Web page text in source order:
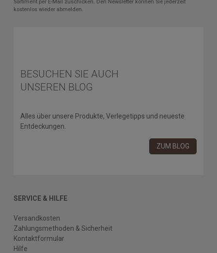
Sortiment per E-Mail zuschicken. Den Newsletter können Sie jederzeit
kostenlos wieder abmelden.
BESUCHEN SIE AUCH
UNSEREN BLOG
Alles über unsere Produkte, Verlegetipps und neueste
Entdeckungen.
ZUM BLOG
SERVICE & HILFE
Versandkosten
Zahlungsmethoden & Sicherheit
Kontaktformular
Hilfe